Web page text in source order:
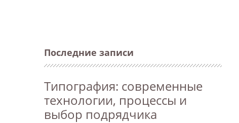
Последние записи
Типография: современные
технологии, процессы и
выбор подрядчика